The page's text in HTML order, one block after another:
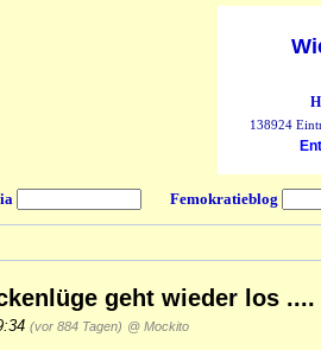
138924
Femokratieblog
geht wieder los ....
(vor 884 Tagen) @ Mockito